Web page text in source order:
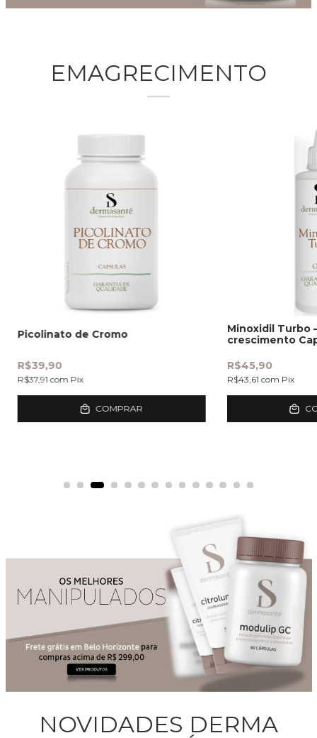
EMAGRECIMENTO
Picolinato de Cromo
R$39,90
R$37,91com Pix
COMPRAR
Minoxidil Turbo
crescimento
R$45,90
R$43,61 com Pix
NOVIDADES DERMA